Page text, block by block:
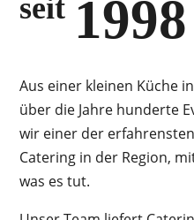
seit 1998
Aus einer kleinen Küche
über die Jahre hunderte
wir einer der
Catering in der Region,
was es tut.